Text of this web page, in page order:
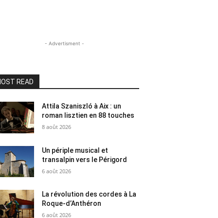
- Advertisment -
READ
Attila Szaniszló à Aix : un
roman lisztien en 88 touches
8 août 2026
Un périple musical et
transalpin vers le Périgord
6 août 2026
La révolution des cordes à La
Roque-d’Anthéron
6 août 2026